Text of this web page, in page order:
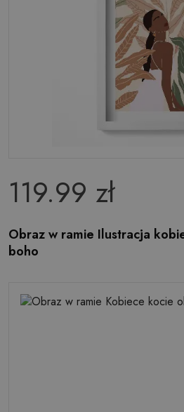
119.99 zł
Obraz w ramie Ilustracja
boho